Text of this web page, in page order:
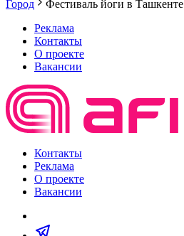
Город
Фестиваль йоги в Ташкенте
Реклама
Контакты
О проекте
Вакансии
Контакты
Реклама
О проекте
Вакансии